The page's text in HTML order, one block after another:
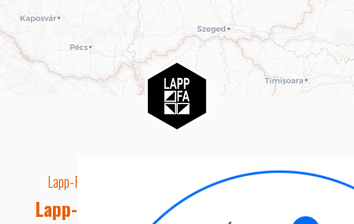
Lapp-Fa EUTR technikai azonosító száma: AA5849163
Lapp-fa Kft. Webshop Ügyfélszolgálat